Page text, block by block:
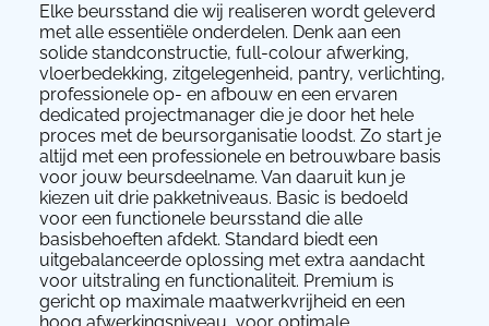
Elke beursstand die wij realiseren wordt geleverd
met alle essentiële onderdelen. Denk aan een
solide standconstructie, full-colour afwerking,
vloerbedekking, zitgelegenheid, pantry, verlichting,
professionele op- en afbouw en een ervaren
dedicated projectmanager die je door het hele
proces met de beursorganisatie loodst. Zo start je
altijd met een professionele en betrouwbare basis
voor jouw beursdeelname. Van daaruit kun je
kiezen uit drie pakketniveaus. Basic is bedoeld
voor een functionele beursstand die alle
basisbehoeften afdekt. Standard biedt een
uitgebalanceerde oplossing met extra aandacht
voor uitstraling en functionaliteit. Premium is
gericht op maximale maatwerkvrijheid en een